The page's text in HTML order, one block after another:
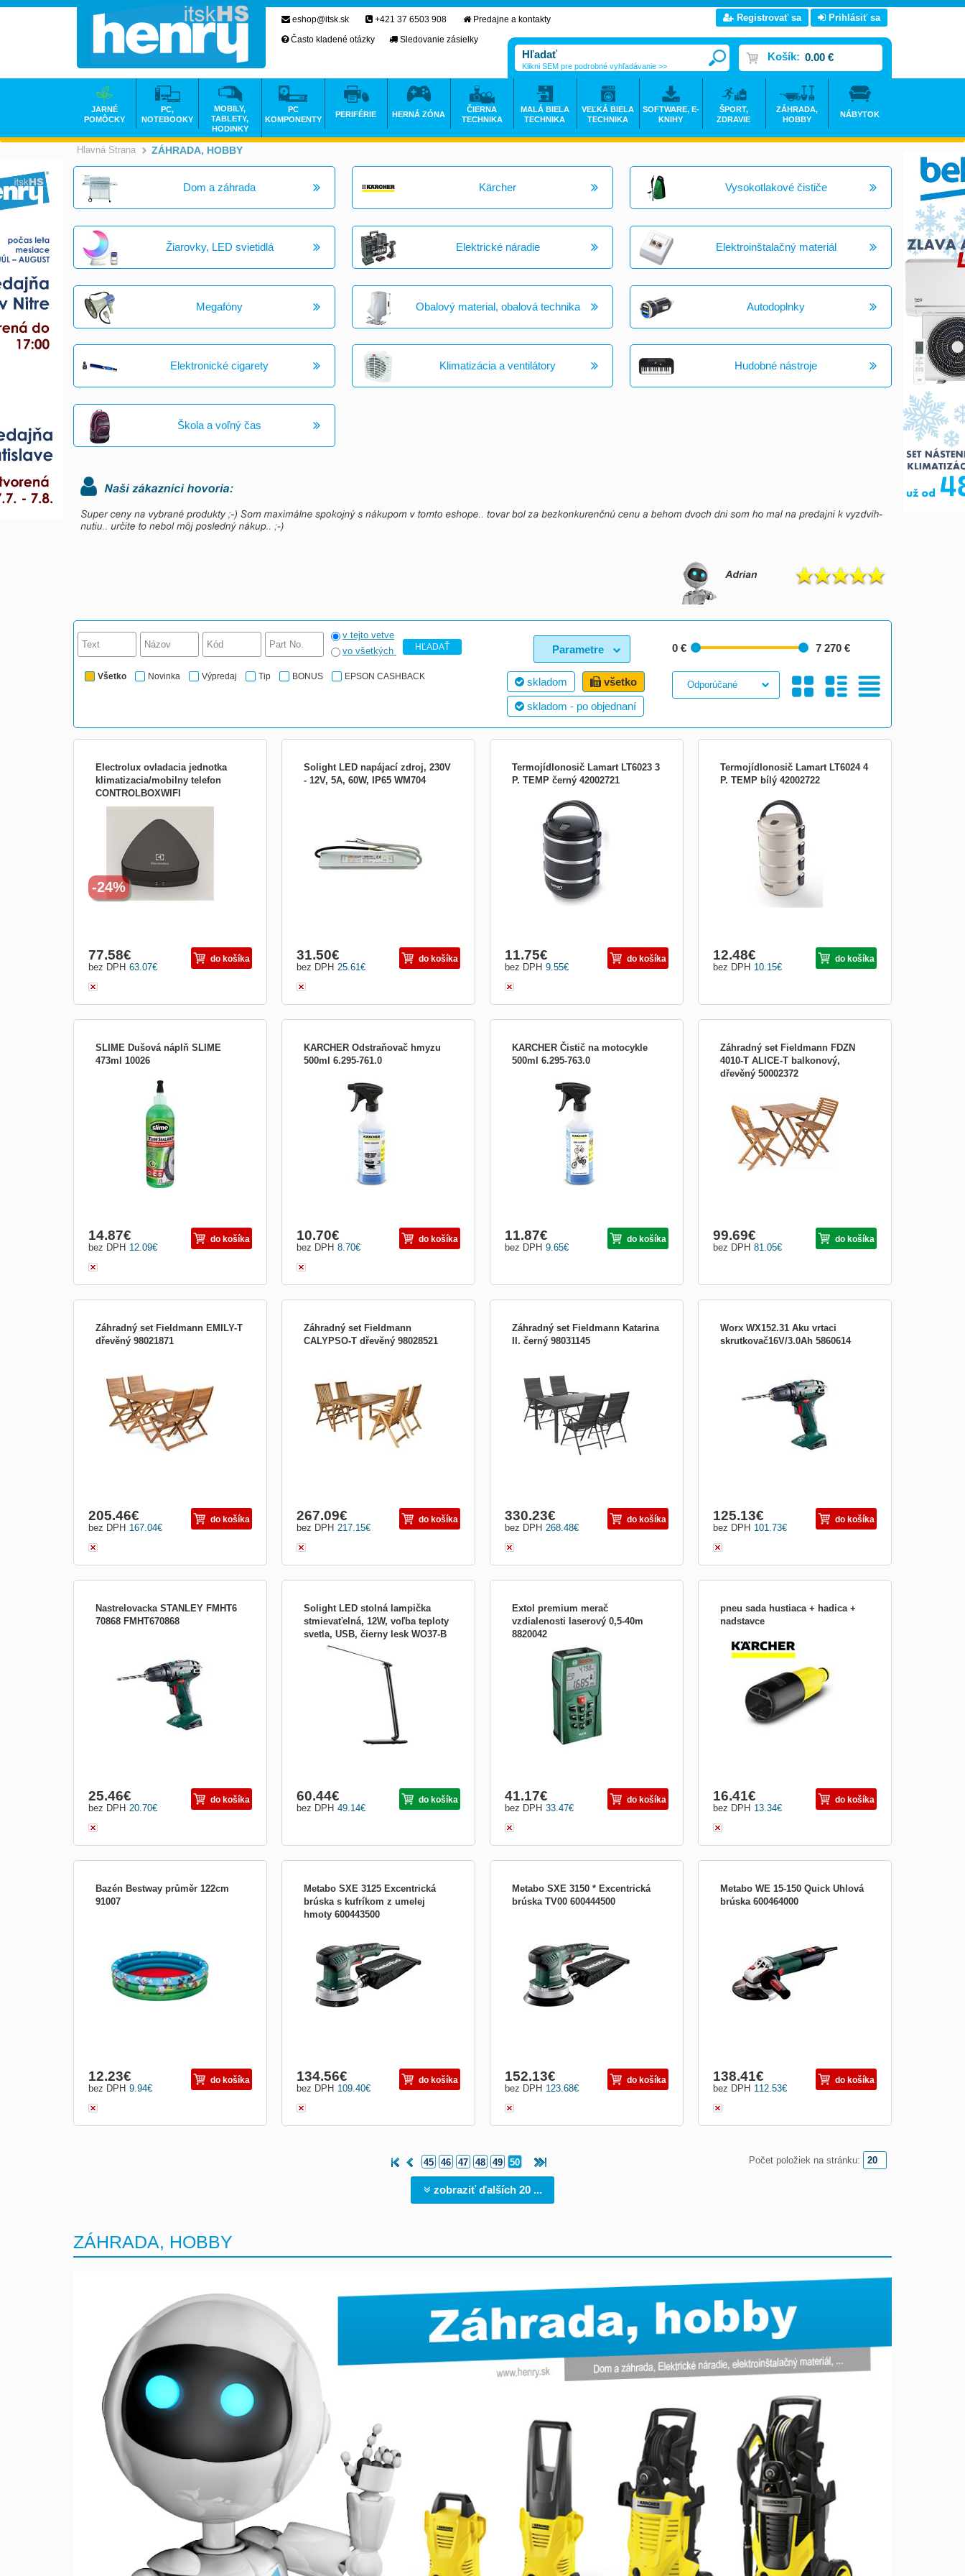
Hlavná Strana >
ZÁHRADA, HOBBY
Dom a záhrada Kärcher Vysokotlakové čističe
Žiarovky, LED svietidlá Elektrické náradie Elektroinštalačný materiál
Megafóny Obalový material, obalová technika Autodoplnky
Elektronické cigarety Klimatizácia a ventilátory Hudobné nástroje
Škola a voľný čas
0 € 7 270 €
skladom
všetko
skladom - po objednaní
Parametre
v tejto vetve
vo všetkých
HĽADAŤ
Všetko Novinka Výpredaj Tip BONUS EPSON CASHBACK
Electrolux ovladacia jednotka
klimatizacia/mobilny telefon
CONTROLBOXWIFI
teploty cez wifi sieť prostr. plikácie App Air
Control; dosah 8m vo volnom priestore;
63.07€
bez DPH
77.58€ do košíka
-24%
Solight LED napájací zdroj, 230V
- 12V, 5A, 60W, IP65 WM704
50/60Hz • výstup: 12V DC • max. 60W •
automatická prúdová chrana, ochrana
proti prepätiu a skratu • po
25.61 €
bez DPH
31.50€ do košíka
Termojídlonosič Lamart LT6023 3
P. TEMP černý 42002721
Termojídlonosič Lamart LT6023 s 3
miskami je praktický pomocník pro
uchovávání a přenášení horkých i
studených pokrmů. Plášť jídlonosiče je
vyroben z kvalitního odolného plastu,
uvnitř jsou nerezové vložky. Mezi stěnami
je umístěna izolační výplň.
9.55€
bez DPH
11.75€ do košíka
Termojídlonosič Lamart LT6024 4
P. TEMP bílý 42002722
Termojídlonosič Lamart LT6023 se 4
miskami je praktický pomocník pro
uchovávání a přenášení horkých i
studených pokrmů. Plášť jídlonosiče je
vyroben z kvalitního odolného plastu,
uvnitř jsou nerezové vložky. Mezi stěnami
je umístěna izolační výplň.
10.15€
bez DPH
12.48€ do košíka
SLIME Dušová náplň SLIME
473ml 10026
Tekutá rezerva. Slime je testovaný pre
použitie vo všetkých dušiach. Po inštalácii
kvapalný a neztvrdne či nevyschne.
12.09€
bez DPH
14.87€ do košíka
KARCHER Odstraňovač hmyzu
500ml 6.295-761.0
Šetrne odstraňuje hmyz z lakovaných
povrchov, mriežky chladiča, vonkajších
zrkadiel, okien aj plastových povrchov.
8.70€
bez DPH
10.70€ do košíka
KARCHER Čistič na motocykle
500ml 6.295-763.0
Na ručné čistenie dvojkolesových vozidiel.
Šetrne a vysoko účinne odstraňuje typické
znečistenie, ako je brzdný prach, oder z
pneumatík, hmyz, blato a olejové
ktorý má ideálne zloženie na priľnavé
povrchy. AKCIA...
9.65€
bez DPH
11.87€ do košíka
Záhradný set Fieldmann FDZN
4010-T ALICE-T balkonový,
dřevěný 50002372
nabízíme v podobě dřevěné skládací
sestavy ALICE FDZN 4010-T od firmy
Fieldmann. V balení je skládací stolek a
dvě skládací židle.
81.05€
bez DPH
99.69€ do košíka
Záhradný set Fieldmann EMILY-T
dřevěný 98021871
značky Fieldmann vykouzlí z každého
koutu příjemné místo pro odpočinek.
Nábytek je vyroben z kvalitního dřeva
tropické akácie. V setu je stůl a 4 židle.
167.04€
bez DPH
205.46€ do košíka
Záhradný set Fieldmann
CALYPSO-T dřevěný 98028521
koutu příjemné místo pro odpočinek.
Nábytek je vyroben z kvalitního dřeva
tropické akácie. V setu je stůl a 4 zahradní
křesla s opěradly.
217.15€
bez DPH
267.09€ do košíka
Záhradný set Fieldmann Katarina
II. černý 98031145
značky Fieldmann vykouzlí z každého
koutu příjemné místo pro odpočinek.
Nábytek je vyroben z kovu, dřevoplastu a
syntetické textilie. V setu je stůl a 4
zahradní křesla s opěradly.
268.48€
bez DPH
330.23€ do košíka
Worx WX152.31 Aku vrtaci
skrutkovač16V/3.0Ah 5860614
101.73€
bez DPH
125.13€ do košíka
Nastrelovacka STANLEY FMHT6
70868 FMHT670868
20.70€
bez DPH
25.46€ do košíka
Solight LED stolná lampička
stmievaťelná, 12W, voľba teploty
svetla, USB, čierny lesk WO37-B
Designová LED lampička Solight WO37-B
v černé barvě je vhodným doplňkem do
každé kanceláře i domácnosti. Lampičku
můžete naklápět a natáčet podle svých
představ a navíc je vybavena funkcí
stmívání a USB slotem pro nabíjení
49.14€
bez DPH
60.44€ do košíka
Extol premium merač
vzdialenosti laserový 0,5-40m
8820042
Technické parametre Laserová dióda635
nm Trieda lasera2 Rozsah merania0,05 –
25,00 m Presnosť merania, typ.2,0 mm
Čas merania, typ.0,5 s Čas merania,
max.4 s Akumulátor4 x 1,5 V LR03 (AAA)
Automatické vypínanie5 min Hmotnosť0,18
kg Funkcie Výpočet plôc...
33.47€
bez DPH
41.17€ do košíka
pneu sada hustiaca + hadica +
nadstavce
Adaptér pre pripojenie záhradnej hadice
pre pripojenie všetkých kief a špongií
Kärcher na záhradné hadice s
rýchlospojkou. S reguláciou vody a
zastavovaním vody priamo na adaptéri.
13.34€
bez DPH
16.41€ do košíka
Bazén Bestway průměr 122cm
91007
vaše děti milovat. Skvělá varianta letního
osvěžení pro malé prostory jako jsou
terasy, balkony, malé zahrádky a chatky.
9.94€
bez DPH
12.23€ do košíka
Metabo SXE 3125 Excentrická
brúska s kufríkom z umelej
hmoty 600443500
prácu s otáčkami primeranými pre materiál
Rukoväť s protišmykovým pogumovaným
povrchom Robustná skriňa ložiska zo
zliatiny hliníka Práca bez vibrácií vďaka
veľmi kľudnému chodu
109.40€
bez DPH
134.56€ do košíka
Metabo SXE 3150 * Excentrická
brúska TV00 600444500
prácu s otáčkami primeranými pre materiál
Rukoväť s protišmykovým pogumovaným
povrchom Robustná skriňa ložiska zo
zliatiny hliníka Práca bez vibrácií vďaka
veľmi kľudnému chodu Ľah...
123.68€
bez DPH
152.13€ do košíka
Metabo WE 15-150 Quick Uhlová
brúska 600464000
výkonu vo svojej triede pre vysoký
pracovný postup Dlhšia životnosť, väčšia
priechodnosť: Metabo Marathon motor s
patentovanou ochranou p
112.53€
bez DPH
138.41€ do košíka
Počet položiek na stránku:
45 46 47 48 49 50
zobraziť ďalších 20 ...
ZÁHRADA, HOBBY
eshop@itsk.sk +421 37 6503 908
Predajne a kontakty
Často kladené otázky
Sledovanie zásielky
Registrovať sa Prihlásiť sa
Košík: 0.00 €
Klikni SEM pre podrobné vyhľadávanie >>
JARNÉ
POMÔCKY
PC,
NOTEBOOKY
MOBILY,
TABLETY,
HODINKY
PC
KOMPONENTY
PERIFÉRIE HERNÁ ZÓNA
ČIERNA
TECHNIKA
MALÁ BIELA
TECHNIKA
VEĽKÁ BIELA
TECHNIKA
SOFTWARE, E-
KNIHY
ŠPORT,
ZDRAVIE
ZÁHRADA,
HOBBY
NÁBYTOK